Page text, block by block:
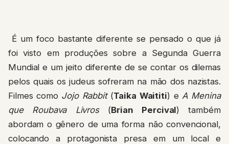
É um foco bastante diferente se pensado o que já
foi visto em produções sobre a Segunda Guerra
Mundial e um jeito diferente de se contar os dilemas
pelos quais os judeus sofreram na mão dos nazistas.
Filmes como Jojo Rabbit(Taika Waititi) e A Menina
que Roubava Livros(Brian Percival) também
abordam o gênero de uma forma não convencional,
colocando a protagonista presa em um local e